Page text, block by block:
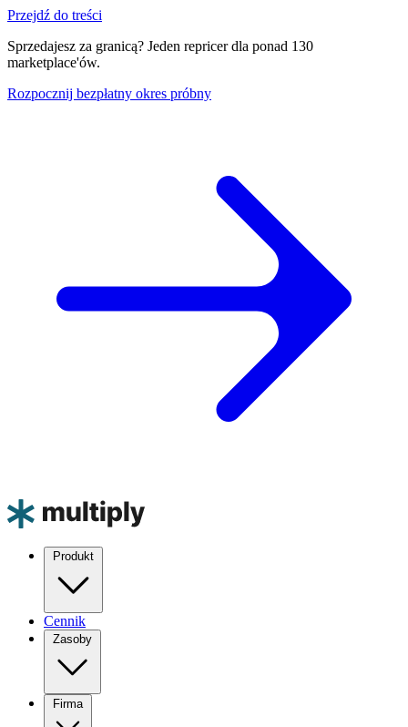
Przejdź do treści
Sprzedajesz za granicą? Jeden repricer dla ponad 130
marketplace'ów.
Rozpocznij bezpłatny okres próbny
Produkt
Cennik
Zasoby
Firma